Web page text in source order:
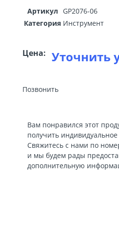
Артикул
GP2076-06
Категория Инструмент
Цена: Уточнить
Позвонить
Вам понравился этот
получить
Свяжитесь с нами по
и мы будем рады
дополнительную